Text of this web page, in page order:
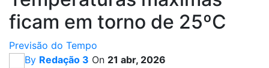
ficam em torno de 25ºC
Previsão do Tempo
By Redação 3 On 21 abr, 2026